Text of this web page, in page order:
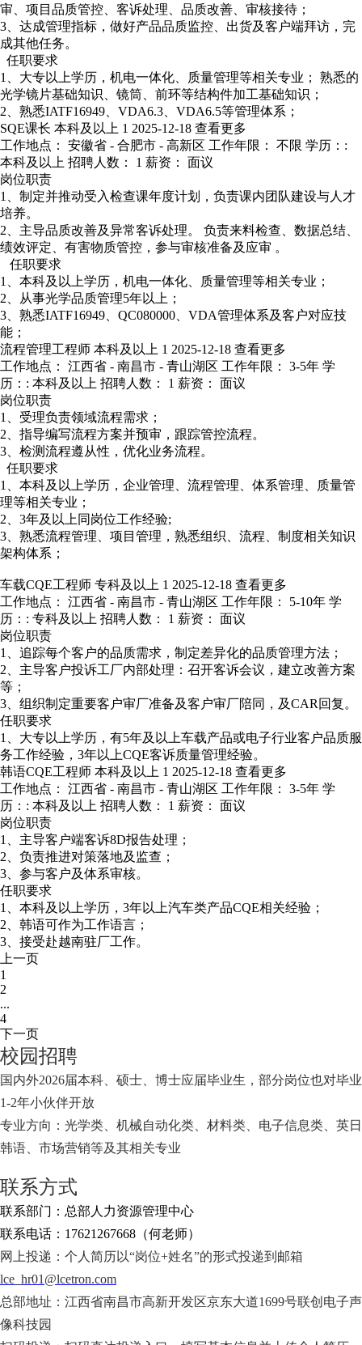
审、项目品质管控、客诉处理、品质改善、审核接待；
3、达成管理指标，做好产品品质监控、出货及客户端拜访，完
成其他任务。
任职要求
1、大专以上学历，机电一体化、质量管理等相关专业； 熟悉的
光学镜片基础知识、镜筒、前环等结构件加工基础知识；
2、熟悉IATF16949、VDA6.3、VDA6.5等管理体系；
SQE课长 本科及以上 1 2025-12-18 查看更多
工作地点： 安徽省 - 合肥市 - 高新区 工作年限： 不限 学历：:
本科及以上 招聘人数： 1 薪资： 面议
岗位职责
1、制定并推动受入检查课年度计划，负责课内团队建设与人才
培养。
2、主导品质改善及异常客诉处理。 负责来料检查、数据总结、
绩效评定、有害物质管控，参与审核准备及应审 。
任职要求
1、本科及以上学历，机电一体化、质量管理等相关专业；
2、从事光学品质管理5年以上；
3、熟悉IATF16949、QC080000、VDA管理体系及客户对应技
能；
流程管理工程师 本科及以上 1 2025-12-18 查看更多
工作地点： 江西省 - 南昌市 - 青山湖区 工作年限： 3-5年 学
历：: 本科及以上 招聘人数： 1 薪资： 面议
岗位职责
1、受理负责领域流程需求；
2、指导编写流程方案并预审，跟踪管控流程。
3、检测流程遵从性，优化业务流程。
任职要求
1、本科及以上学历，企业管理、流程管理、体系管理、质量管
理等相关专业；
2、3年及以上同岗位工作经验;
3、熟悉流程管理、项目管理，熟悉组织、流程、制度相关知识
架构体系；
车载CQE工程师 专科及以上 1 2025-12-18 查看更多
工作地点： 江西省 - 南昌市 - 青山湖区 工作年限： 5-10年 学
历：: 专科及以上 招聘人数： 1 薪资： 面议
岗位职责
1、追踪每个客户的品质需求，制定差异化的品质管理方法；
2、主导客户投诉工厂内部处理：召开客诉会议，建立改善方案
等；
3、组织制定重要客户审厂准备及客户审厂陪同，及CAR回复。
任职要求
1、大专以上学历，有5年及以上车载产品或电子行业客户品质服
务工作经验，3年以上CQE客诉质量管理经验。
韩语CQE工程师 本科及以上 1 2025-12-18 查看更多
工作地点： 江西省 - 南昌市 - 青山湖区 工作年限： 3-5年 学
历：: 本科及以上 招聘人数： 1 薪资： 面议
岗位职责
1、主导客户端客诉8D报告处理；
2、负责推进对策落地及监查；
3、参与客户及体系审核。
任职要求
1、本科及以上学历，3年以上汽车类产品CQE相关经验；
2、韩语可作为工作语言；
3、接受赴越南驻厂工作。
上一页
1
2
...
4
下一页
校园招聘
国内外2026届本科、硕士、博士应届毕业生，部分岗位也对毕业
1-2年小伙伴开放
专业方向：光学类、机械自动化类、材料类、电子信息类、英日
韩语、市场营销等及其相关专业
联系方式
联系部门：总部人力资源管理中心
联系电话：17621267668（何老师）
网上投递：个人简历以“岗位+姓名”的形式投递到邮箱
lce_hr01@lcetron.com
总部地址：江西省南昌市高新开发区京东大道1699号联创电子声
像科技园